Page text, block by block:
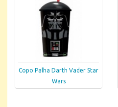
Copo Palha Darth Vader Star
Wars